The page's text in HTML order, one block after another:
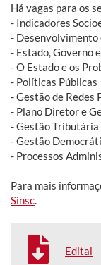
Há vagas para os
- Indicadores
- Desenvolvimento
- Estado, Governo
- O Estado e os
- Políticas Públicas
- Gestão de Redes
- Plano Diretor e
- Gestão Tributária
- Gestão
- Processos
Para mais
Sinsc
Edital